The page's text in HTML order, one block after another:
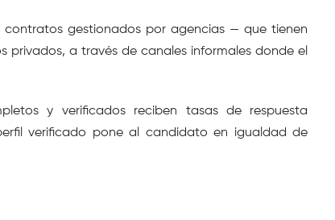
gestionados por agencias — que tienen
a través de canales informales donde el
y verificados reciben tasas de respuesta
verificado pone al candidato en igualdad de